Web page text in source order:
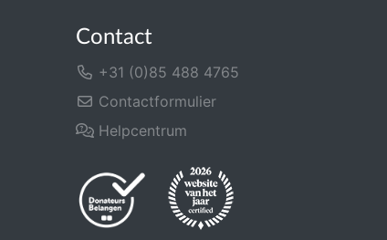
Contact
+31 (0)85 488 4765
Contactformulier
Helpcentrum